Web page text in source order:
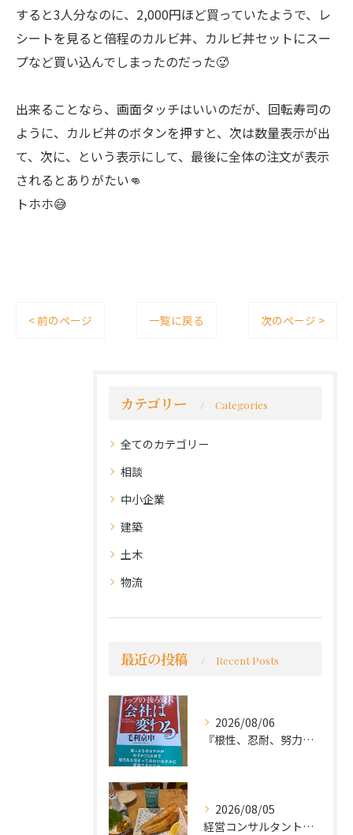
すると3人分なのに、2,000円ほど買っていたようで、レ
シートを見ると倍程のカルビ丼、カルビ丼セットにスー
プなど買い込んでしまったのだった🥵
出来ることなら、画面タッチはいいのだが、回転寿司の
ように、カルビ丼のボタンを押すと、次は数量表示が出
て、次に、という表示にして、最後に全体の注文が表示
されるとありがたい👊
トホホ😅
< 前のページ 一覧に戻る 次のページ >
カテゴリー Categories
全てのカテゴリー
相談
中小企業
建築
土木
物流
最近の投稿 Recent Posts
2026/08/06
『根性、忍耐、努力という言葉は死語なのか』
2026/08/05
経営コンサルタントのモーちゃん・毛利京申です。